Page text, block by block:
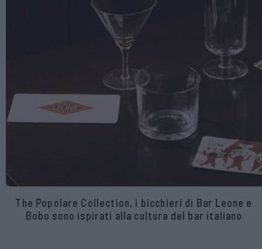
The Popolare Collection, i bicchieri di Bar Leone e
Bobo sono ispirati alla cultura del bar italiano